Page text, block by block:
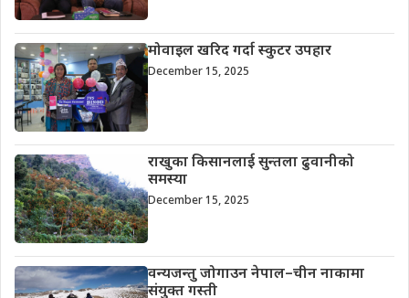
मोवाइल खरिद गर्दा स्कुटर उपहार
December 15, 2025
राखुका किसानलाई सुन्तला ढुवानीको
समस्या
December 15, 2025
वन्यजन्तु जोगाउन नेपाल–चीन नाकामा
संयुक्त गस्ती